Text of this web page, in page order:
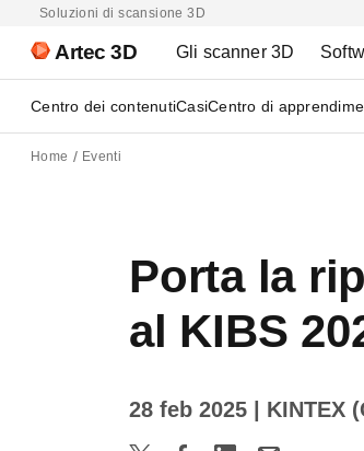
Soluzioni di scansione 3D
Artec 3D Gli scanner 3D
Centro dei contenutiCasiCentro di
Home Eventi
Porta la
al KIBS
28 feb 2025 | KINTEX